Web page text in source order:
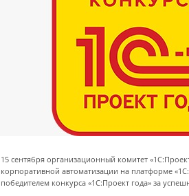
15 сентября организационный комитет
корпоративной автоматизации на платформе
победителем конкурса «1С:Проект года» за